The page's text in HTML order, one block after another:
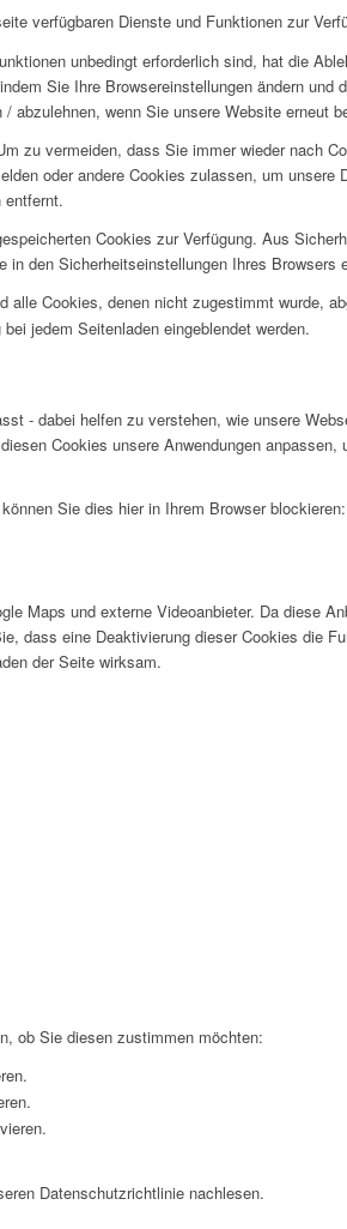
verfügbaren Dienste und Funktionen zur
unbedingt erforderlich sind, hat die
Sie Ihre Browsereinstellungen ändern
abzulehnen, wenn Sie unsere Website erneut
zu vermeiden, dass Sie immer wieder nach
oder andere Cookies zulassen, um
entfernt.
Cookies zur Verfügung. Aus
den Sicherheitseinstellungen Ihres Browsers
Cookies, denen nicht zugestimmt wurde,
jedem Seitenladen eingeblendet werden.
- dabei helfen zu verstehen, wie unsere
Cookies unsere Anwendungen
Sie dies hier in Ihrem Browser blockieren:
Maps und externe Videoanbieter. Da diese
dass eine Deaktivierung dieser Cookies die
der Seite wirksam.
ob Sie diesen zustimmen möchten:
Datenschutzrichtlinie nachlesen.